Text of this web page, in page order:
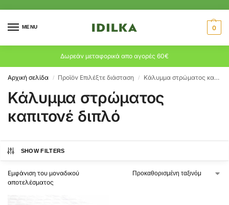
MENU 0
Δωρεάν μεταφορικά απο αγορές 60€
Αρχική σελίδα / Προϊόν Επιλέξτε διάσταση / Κάλυμμα στρώματος καπιτονέ διπλό
Κάλυμμα στρώματος
καπιτονέ διπλό
SHOW FILTERS
Εμφάνιση του μοναδικού
αποτελέσματος